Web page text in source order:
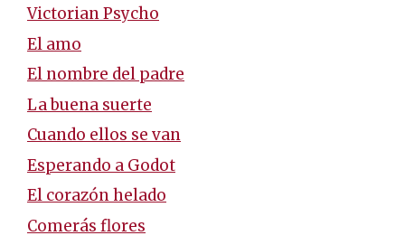
Victorian Psycho
El amo
El nombre del padre
La buena suerte
Cuando ellos se van
Esperando a Godot
El corazón helado
Comerás flores